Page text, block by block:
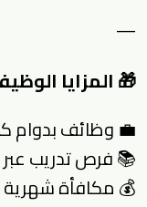
—
🎁 المزايا
💼 وظائف بدوام
📚 فرص تدريب عبر
💰 مكافأة